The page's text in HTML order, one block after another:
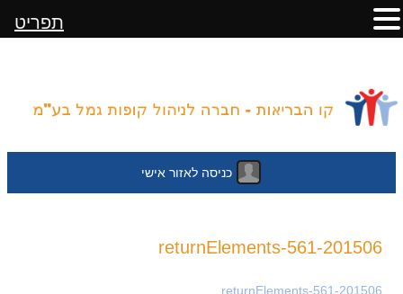
כניסה לאזור אישי
לתוכן
201506-returnElements-561
201506-returnElements-561
תפריט